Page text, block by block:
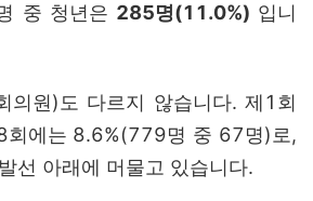
중 청년은 285명(11.0%) 입니
의원)도 다르지 않습니다. 제1회
회에는 8.6%(779명 중 67명)로,
선 아래에 머물고 있습니다.